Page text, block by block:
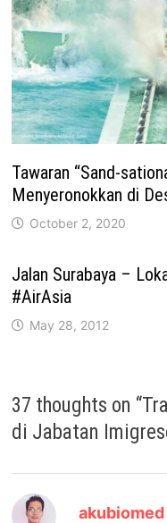
Tawaran “Sand-
Menyeronokkan di
October 2, 2020
Jalan Surabaya –
#AirAsia
May 28, 2012
37 thoughts on “
di Jabatan
akubiomed